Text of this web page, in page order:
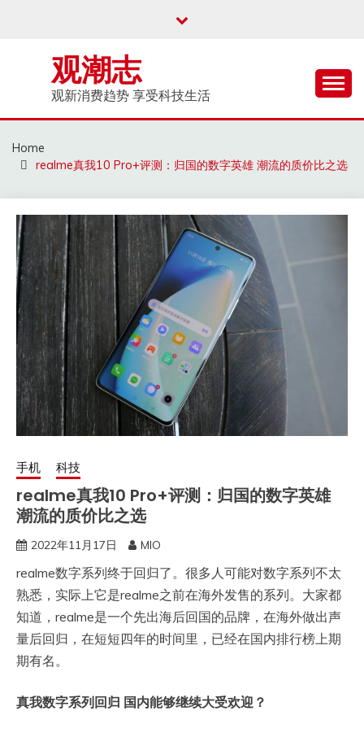
观潮志
观新消费趋势 享受科技生活
Home
realme真我10 Pro+评测：归国的数字英雄 潮流的质价比之选
手机 科技
realme真我10 Pro+评测：归国的数字英雄
潮流的质价比之选
2022年11月17日 MIO
realme数字系列终于回归了。很多人可能对数字系列不太
熟悉，实际上它是realme之前在海外发售的系列。大家都
知道，realme是一个先出海后回国的品牌，在海外做出声
量后回归，在短短四年的时间里，已经在国内排行榜上期
期有名。
真我数字系列回归 国内能够继续大受欢迎？